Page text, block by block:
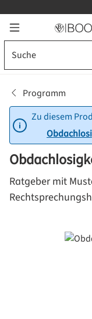
Zum Hauptinhalt
Programm
Zu diesem
Ratgeber mit
Bildergalerie